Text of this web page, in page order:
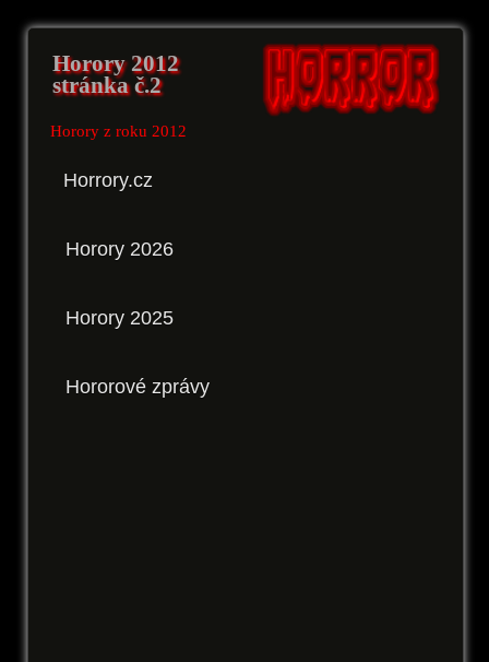
Horory 2012
stránka č.2
Horory z roku 2012
Horrory.cz
Horory 2026
Horory 2025
Hororové zprávy